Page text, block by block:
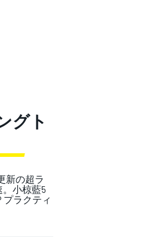
グト
新の超ラ
小椋藍5
プラクティ